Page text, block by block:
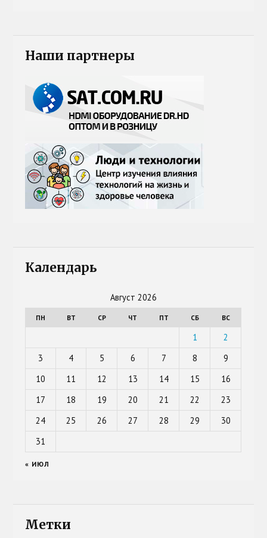
Наши партнеры
Календарь
Август 2026
ПН ВТ СР ЧТ ПТ СБ ВС
1
2
3
4 5 6 7 8
9
10
11 12 13 14 15
16
17
18 19 20 21 22
23
24
25 26 27 28 29
30
31
« ИЮЛ
Метки